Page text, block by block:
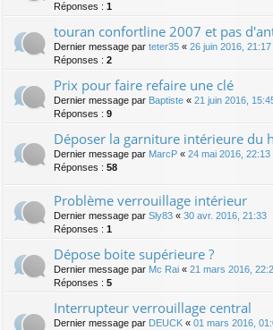
Réponses : 1
touran confortline 2007 et pas
Dernier message par teter35 « 26 juin 2016, 21:17
Réponses : 2
Prix pour faire refaire une clé
Dernier message par Baptiste « 21 juin 2016,
Réponses : 9
Déposer la garniture intérieure du
Dernier message par MarcP « 24 mai 2016, 22:13
Réponses : 58
Problème verrouillage intérieur
Dernier message par Sly83 « 30 avr. 2016, 21:33
Réponses : 1
Dépose boite supérieure ?
Dernier message par Mc Rai « 21 mars 2016,
Réponses : 5
Interrupteur verrouillage central
Dernier message par DEUCK « 01 mars 2016,